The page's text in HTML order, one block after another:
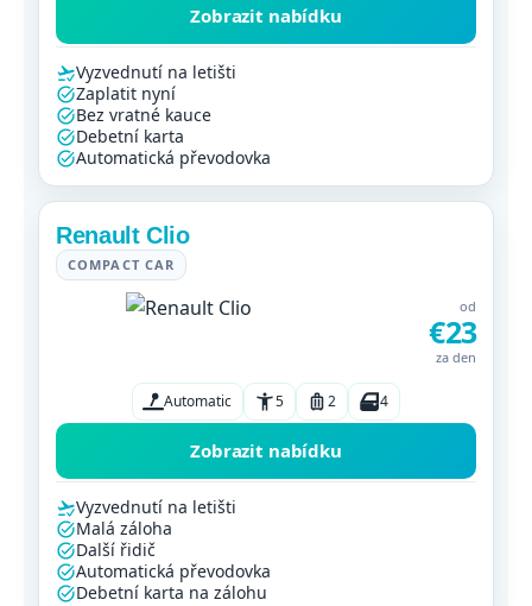
Zobrazit nabídku
Vyzvednutí na letišti
Zaplatit nyní
Bez vratné kauce
Debetní karta
Automatická převodovka
Renault Clio
COMPACT CAR
od
€23
za den
Automatic 5 2 4
Zobrazit nabídku
Vyzvednutí na letišti
Malá záloha
Další řidič
Automatická převodovka
Debetní karta na zálohu